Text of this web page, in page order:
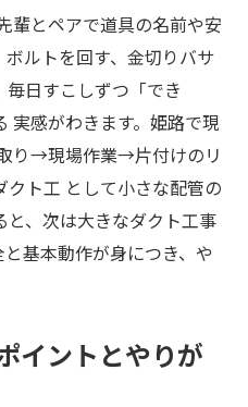
輩とペアで道具の名前や安
ルトを回す、金切りバサ
日すこしずつ「でき
実感がわきます。姫路で現
り→現場作業→片付けのリ
ト工 として小さな配管の
、次は大きなダクト工事
基本動作が身につき、や
イントとやりが